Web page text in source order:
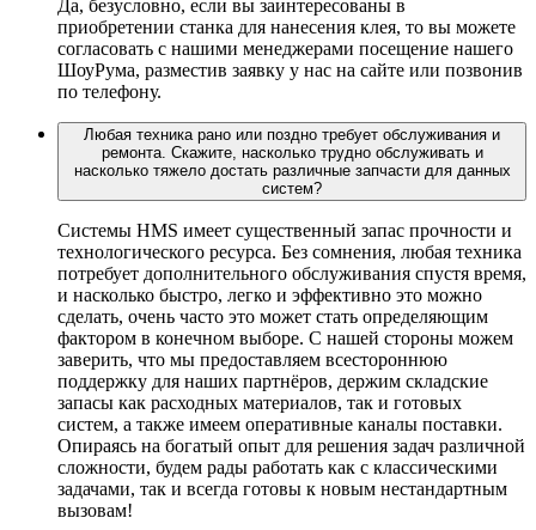
Да, безусловно, если вы заинтересованы в
приобретении станка для нанесения клея, то вы можете
согласовать с нашими менеджерами посещение нашего
ШоуРума, разместив заявку у нас на сайте или позвонив
по телефону.
Любая техника рано или поздно требует обслуживания и
ремонта. Скажите, насколько трудно обслуживать и
насколько тяжело достать различные запчасти для данных
систем?
Системы HMS имеет существенный запас прочности и
технологического ресурса. Без сомнения, любая техника
потребует дополнительного обслуживания спустя время,
и насколько быстро, легко и эффективно это можно
сделать, очень часто это может стать определяющим
фактором в конечном выборе. С нашей стороны можем
заверить, что мы предоставляем всестороннюю
поддержку для наших партнёров, держим складские
запасы как расходных материалов, так и готовых
систем, а также имеем оперативные каналы поставки.
Опираясь на богатый опыт для решения задач различной
сложности, будем рады работать как с классическими
задачами, так и всегда готовы к новым нестандартным
вызовам!